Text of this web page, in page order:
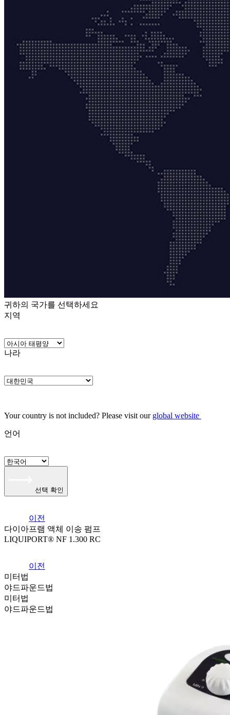
귀하의 국가를 선택하세요
지역
나라
Your country is not included? Please visit our global website
언어
선택 확인
이전
다이아프램 액체 이송 펌프
LIQUIPORT® NF 1.300 RC
이전
미터법
야드파운드법
미터법
야드파운드법